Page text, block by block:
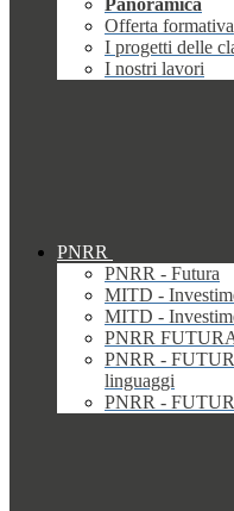
Panoramica
Offerta formativa
I progetti delle
I nostri lavori
PNRR
PNRR - Futura
MITD -
MITD -
PNRR
PNRR -
linguaggi
PNRR -